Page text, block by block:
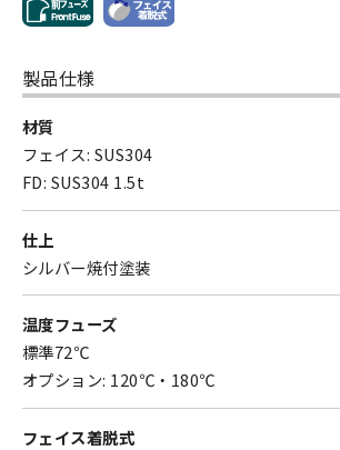
製品仕様
材質
フェイス: SUS304
FD: SUS304 1.5t
仕上
シルバー焼付塗装
温度フューズ
標準72℃
オプション: 120℃・180℃
フェイス着脱式